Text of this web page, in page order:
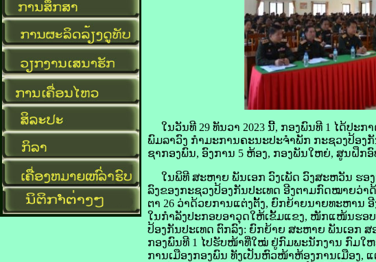
ໃນວັນທີ 29 ທັນວາ 2023 ນີ້, ກອງພົນທີ 1 ໄດ້ປະ
ພົມລາວົງ ກຳມະການຄະນະປະຈຳພັກ ກະຊວງປ້ອ
ຊາກອງພົນ, ອົງການ 5 ຫ້ອງ, ກອງພັນໃຫຍ່, ສູນຝຶກ
ໃນພິທີ ສະຫາຍ ພັນເອກ ວົງເພັດ ວົງສະຫວັນ ຮອ
ລົງຂອງກະຊວງປ້ອງກັນປະເທດ ອີງຕາມກົດໝາຍວ່
ຕາ 26 ວ່າດ້ວຍການແຕ່ງຕັ້ງ, ຍົກຍ້າຍນາຍທະຫານ
ໃນກຳລັງປະກອບອາວຸດໃຫ້ເຂັ້ມແຂງ, ໜັກແໜ້ນຮອ
ປ້ອງກັນປະເທດ ຕົກລົງ: ຍົກຍ້າຍ ສະຫາຍ ພັນເອກ
ກອງພົນທີ 1 ໄປຮັບໜ້າທີ່ໃໝ່ ຢູ່ກົມພະນັກງານ ກົມໃຫ
ການເມືອງກອງພົນ ທັງເປັນຫົວໜ້າຫ້ອງການເມືອງ,